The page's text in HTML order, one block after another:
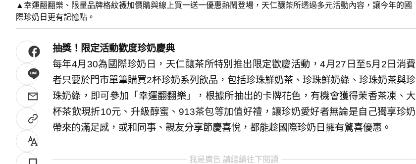
▲幸運翻翻樂、限量品牌格紋襪加價購與線上買一送一優惠熱鬧登場，天仁釀茶所透過多元活動內容，讓今年的國
際珍奶日更有記憶點。
抽獎！限定活動歡度珍奶慶典
每年4月30為國際珍奶日，天仁釀茶所特別推出限定歡慶活動，4月27日至5月2日消費
者只要於門市單筆購買2杯珍奶系列飲品，包括珍珠鮮奶茶、珍珠鮮奶綠、珍珠奶茶與珍
珠奶綠，即可參加「幸運翻翻樂」，根據所抽出的卡牌花色，有機會獲得茉香茶凍、大
杯茶飲現折10元、升級醇蜜、913茶包等加值好禮，讓珍奶愛好者無論是自己獨享珍奶
帶來的滿足感，或和同事、親友分享節慶喜悅，都能趁國際珍奶日擁有驚喜優惠。
我是廣告 請繼續往下閱讀